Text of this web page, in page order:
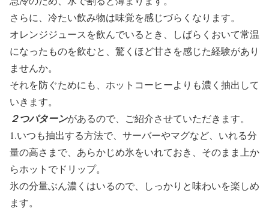
さらに、冷たい飲み物は味覚を感じづらくなります。
オレンジジュースを飲んでいるとき、しばらくおいて常温
になったものを飲むと、驚くほど甘さを感じた経験があり
ませんか。
それを防ぐためにも、ホットコーヒーよりも濃く抽出して
いきます。
２つパターンがあるので、ご紹介させていただきます。
1.いつも抽出する方法で、サーバーやマグなど、いれる分
量の高さまで、あらかじめ氷をいれておき、そのまま上か
らホットでドリップ。
氷の分量ぶん濃くはいるので、しっかりと味わいを楽しめ
ます。